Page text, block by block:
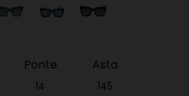
Ponte
14
Asta
145